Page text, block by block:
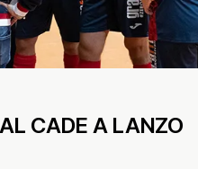
CADE A LANZO